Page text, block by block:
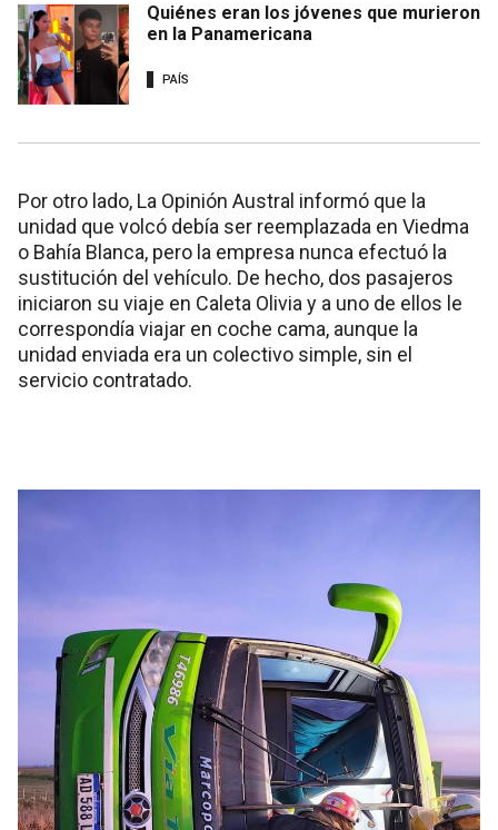
Quiénes eran los jóvenes que murieron
en la Panamericana
PAÍS
Por otro lado, La Opinión Austral informó que la
unidad que volcó debía ser reemplazada en Viedma
o Bahía Blanca, pero la empresa nunca efectuó la
sustitución del vehículo. De hecho, dos pasajeros
iniciaron su viaje en Caleta Olivia y a uno de ellos le
correspondía viajar en coche cama, aunque la
unidad enviada era un colectivo simple, sin el
servicio contratado.